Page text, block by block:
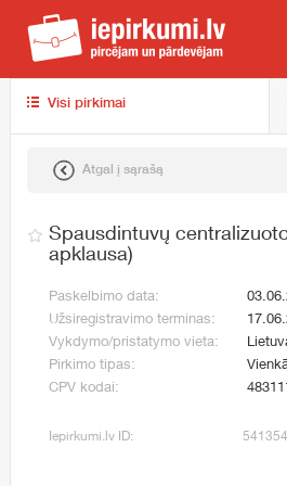
Visi pirkimai
Atgal į sąrašą
Spausdintuvų
apklausa)
Paskelbimo data:
Užsiregistravimo terminas:
Vykdymo/pristatymo vieta:
Pirkimo tipas:
CPV kodai:
Iepirkumi.lv ID: